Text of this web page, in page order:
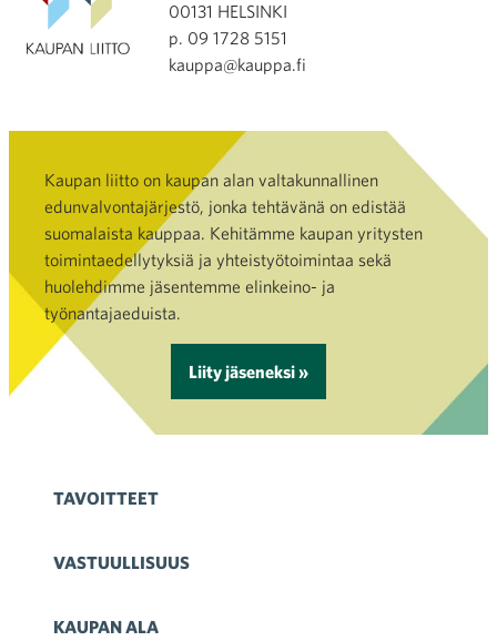
00131 HELSINKI
p. 09 1728 5151
kauppa@kauppa.fi
Kaupan liitto on kaupan alan valtakunnallinen
edunvalvontajärjestö, jonka tehtävänä on edistää
suomalaista kauppaa. Kehitämme kaupan yritysten
toimintaedellytyksiä ja yhteistyötoimintaa sekä
huolehdimme jäsentemme elinkeino- ja
työnantajaeduista.
Liity jäseneksi »
TAVOITTEET
VASTUULLISUUS
KAUPAN ALA